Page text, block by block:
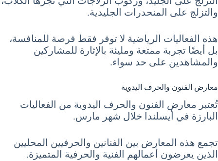
والتزلج على المنحدرات الجليدية.
هذه الفعاليات الرياضية لا توفر فقط فرصة للمنافسة،
بل أيضًا تجربة ممتعة ومليئة بالإثارة للمشاركين
والمشاهدين على حد سواء.
معارض الفنون والحرف اليدوية
تُعتبر معارض الفنون والحرف اليدوية من الفعاليات
البارزة في أيسلندا خلال شهر مارس.
تجمع هذه المعارض بين الفنانين والحرفيين المحليين
الذين يعرضون أعمالهم الفنية والحرفية المتميزة.